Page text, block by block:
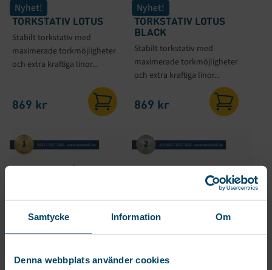
Samtycke Information Om
Denna webbplats använder cookies
Nyhet!
TORKSTATIV LOTUS
Stabilt torkstativ med
maximerade torkmöjligheter
och extra kraftiga linor...
869 kr
Nyhet!
TORKSTATIV LOTUS
BLACK
Stabilt torkstativ med
maximerade torkmöjligheter
och extra kraftiga linor...
869 kr